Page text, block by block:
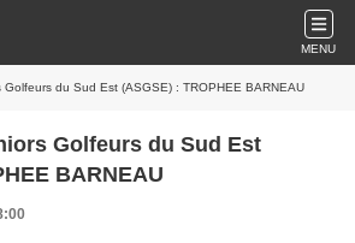
MENU
Golfeurs du Sud Est (ASGSE) : TROPHEE BARNEAU
Golfeurs du Sud Est
BARNEAU